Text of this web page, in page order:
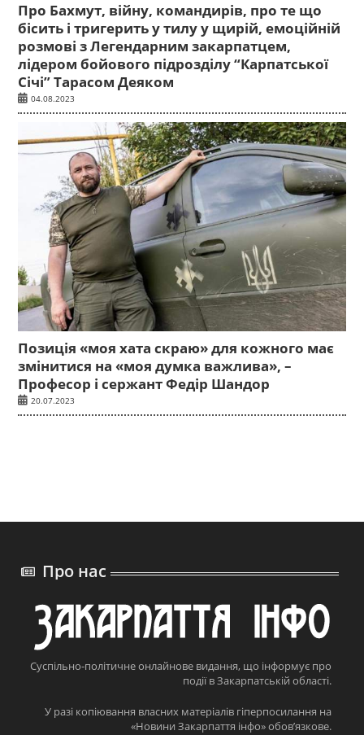
Про Бахмут, війну, командирів, про те що
бісить і тригерить у тилу у щирій, емоційній
розмові з Легендарним закарпатцем,
лідером бойового підрозділу “Карпатської
Січі” Тарасом Деяком
04.08.2023
Позиція «моя хата скраю» для кожного має
змінитися на «моя думка важлива», –
Професор і сержант Федір Шандор
20.07.2023
Про нас
Суспільно-політичне онлайнове видання, що інформує про
події в Закарпатській області.
У разі копіювання власних матеріалів гіперпосилання на
«Новини Закарпаття інфо» обов’язкове.